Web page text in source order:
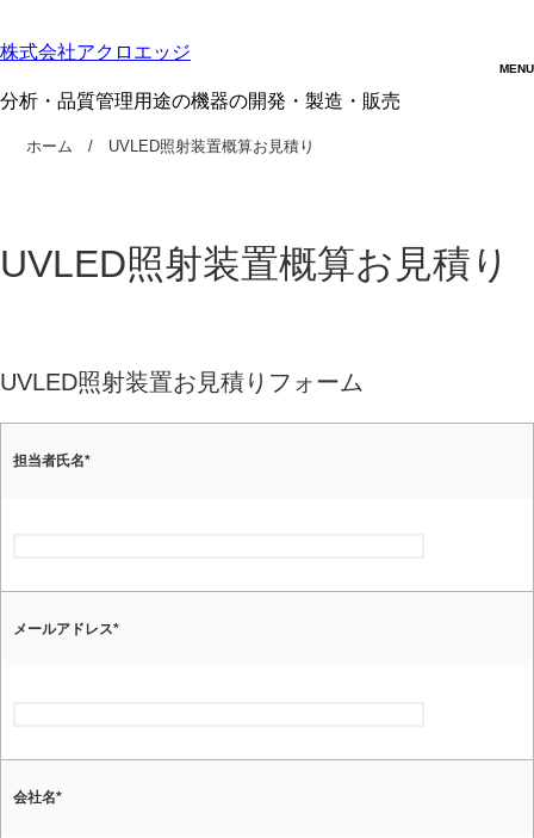
株式会社アクロエッジ
分析・品質管理用途の機器の開発・製造・販売
ホーム UVLED照射装置概算お見積り
UVLED照射装置概算お見積り
UVLED照射装置お見積りフォーム
担当者氏名*
メールアドレス*
会社名*